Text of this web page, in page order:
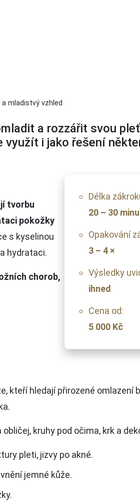
mladistvý vzhled
a rozzářit svou
využít i jako řešení
tvorbu
pokožky
s kyselinou
hydrataci.
chorob,
Délka
20 – 30
Opakování
3 – 4 ×
Výsledky
ihned
Cena od:
5 000 Kč
kteří hledají přirozené omlazení
kruhy pod očima, krk a
pleti, jizvy po akné.
jemné kůže.